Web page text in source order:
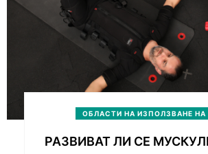
ОБЛАСТИ НА ИЗПОЛЗВАНЕ НА
РАЗВИВАТ ЛИ СЕ